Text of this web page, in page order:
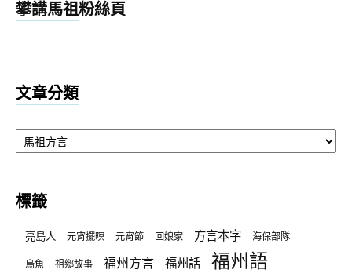
攀講馬祖粉絲頁
文章分類
文
章
標籤
亮島人 元宵擺暝 元宵節 回娘家 方言本字 海保部隊
烏魚 祖鄉故事 福州方言 福州話 福州語